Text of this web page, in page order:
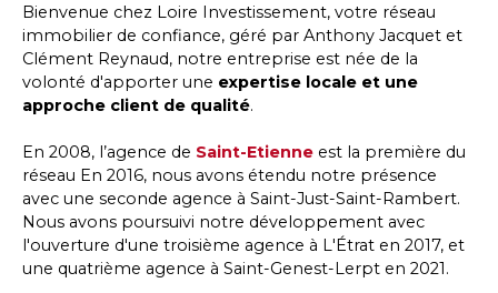
Bienvenue chez Loire Investissement, votre réseau
immobilier de confiance, géré par Anthony Jacquet et
Clément Reynaud, notre entreprise est née de la
volonté d'apporter une expertise locale et une
approche client de qualité.
En 2008, l’agence de Saint-Etienne est la première du
réseau En 2016, nous avons étendu notre présence
avec une seconde agence à Saint-Just-Saint-Rambert.
Nous avons poursuivi notre développement avec
l'ouverture d'une troisième agence à L'Étrat en 2017, et
une quatrième agence à Saint-Genest-Lerpt en 2021.